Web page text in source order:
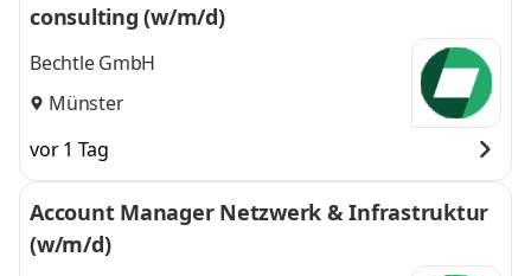
consulting (w/m/d)
Bechtle GmbH
Münster
vor 1 Tag
Account Manager Netzwerk & Infrastruktur
(w/m/d)